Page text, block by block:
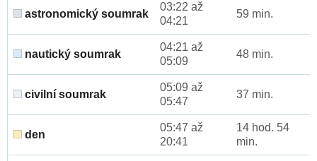
astronomický soumrak
03:22 až
04:21
59 min.
nautický soumrak
04:21 až
05:09
48 min.
civilní soumrak
05:09 až
05:47
37 min.
den
05:47 až
20:41
14 hod. 54
min.